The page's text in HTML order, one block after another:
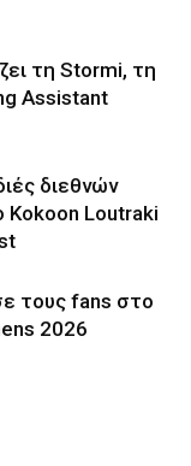
τη Stormi, τη
Assistant
διεθνών
Loutraki
τους fans στο
2026